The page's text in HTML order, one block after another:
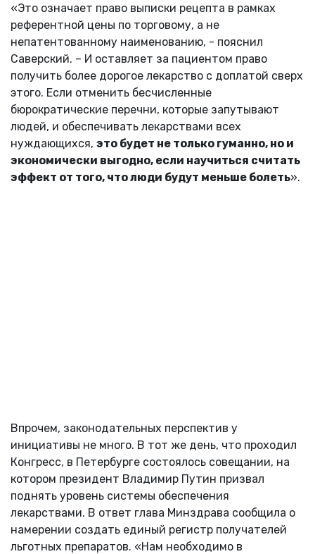
«Это означает право выписки рецепта в рамках
референтной цены по торговому, а не
непатентованному наименованию, - пояснил
Саверский. – И оставляет за пациентом право
получить более дорогое лекарство с доплатой сверх
этого. Если отменить бесчисленные
бюрократические перечни, которые запутывают
людей, и обеспечивать лекарствами всех
нуждающихся, это будет не только гуманно, но и
экономически выгодно, если научиться считать
эффект от того, что люди будут меньше болеть».
Впрочем, законодательных перспектив у
инициативы не много. В тот же день, что проходил
Конгресс, в Петербурге состоялось совещании, на
котором президент Владимир Путин призвал
поднять уровень системы обеспечения
лекарствами. В ответ глава Минздрава сообщила о
намерении создать единый регистр получателей
льготных препаратов. «Нам необходимо в